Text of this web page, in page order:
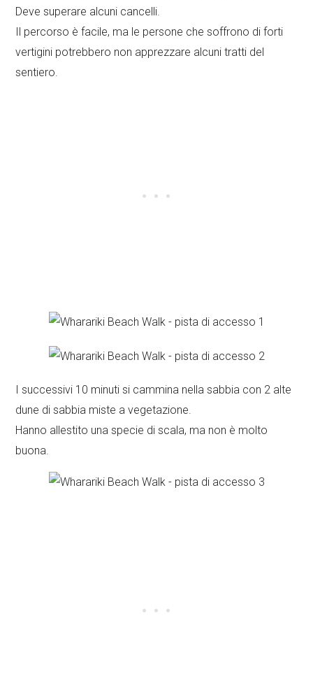
Deve superare alcuni cancelli.
Il percorso è facile, ma le persone che soffrono di forti
vertigini potrebbero non apprezzare alcuni tratti del
sentiero.
I successivi 10 minuti si cammina nella sabbia con 2 alte
dune di sabbia miste a vegetazione.
Hanno allestito una specie di scala, ma non è molto
buona.